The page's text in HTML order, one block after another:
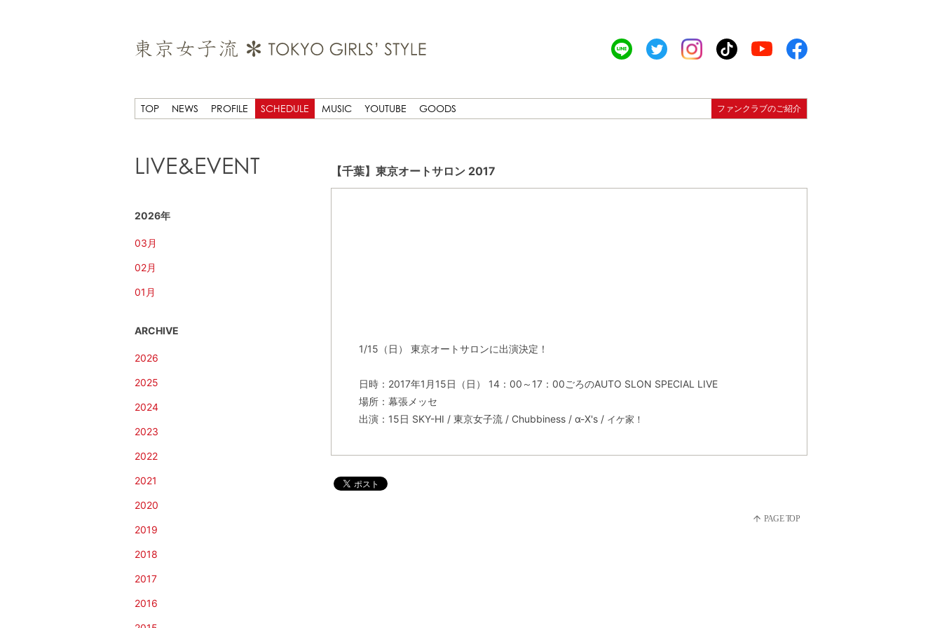
TOP NEWS PROFILE SCHEDULE MUSIC YOUTUBE GOODS ファンクラブのご紹介
LIVE&EVENT
2026年
03月
02月
01月
ARCHIVE
2026
2025
2024
2023
2022
2021
2020
2019
2018
2017
2016
【千葉】東京オートサロン 2017
1/15（日） 東京オートサロンに出演決定！
日時：2017年1月15日（日） 14：00～17：00ごろのAUTO SLON SPECIAL LIVE
場所：幕張メッセ
出演：15日 SKY-HI / 東京女子流 / Chubbiness / α-X's / イケ家！